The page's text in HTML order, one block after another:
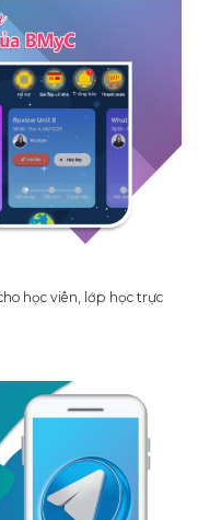
học viên, lớp học trực